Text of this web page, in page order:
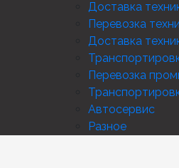
Доставка
Перевозка
Доставка
Перевозка
Автосервис
Разное